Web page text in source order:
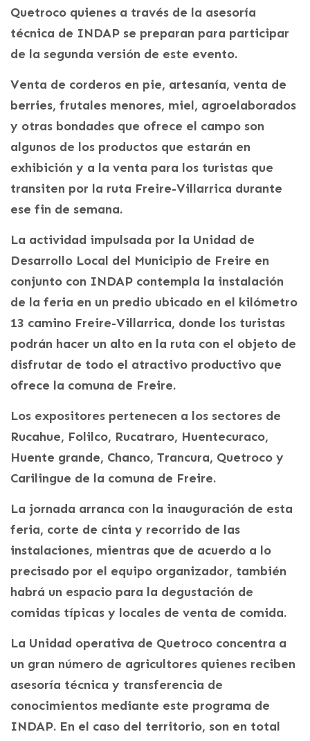
Quetroco quienes a través de la asesoría
técnica de INDAP se preparan para participar
de la segunda versión de este evento.
Venta de corderos en pie, artesanía, venta de
berries, frutales menores, miel, agroelaborados
y otras bondades que ofrece el campo son
algunos de los productos que estarán en
exhibición y a la venta para los turistas que
transiten por la ruta Freire-Villarrica durante
ese fin de semana.
La actividad impulsada por la Unidad de
Desarrollo Local del Municipio de Freire en
conjunto con INDAP contempla la instalación
de la feria en un predio ubicado en el kilómetro
13 camino Freire-Villarrica, donde los turistas
podrán hacer un alto en la ruta con el objeto de
disfrutar de todo el atractivo productivo que
ofrece la comuna de Freire.
Los expositores pertenecen a los sectores de
Rucahue, Folilco, Rucatraro, Huentecuraco,
Huente grande, Chanco, Trancura, Quetroco y
Carilingue de la comuna de Freire.
La jornada arranca con la inauguración de esta
feria, corte de cinta y recorrido de las
instalaciones, mientras que de acuerdo a lo
precisado por el equipo organizador, también
habrá un espacio para la degustación de
comidas típicas y locales de venta de comida.
La Unidad operativa de Quetroco concentra a
un gran número de agricultores quienes reciben
asesoría técnica y transferencia de
conocimientos mediante este programa de
INDAP. En el caso del territorio, son en total